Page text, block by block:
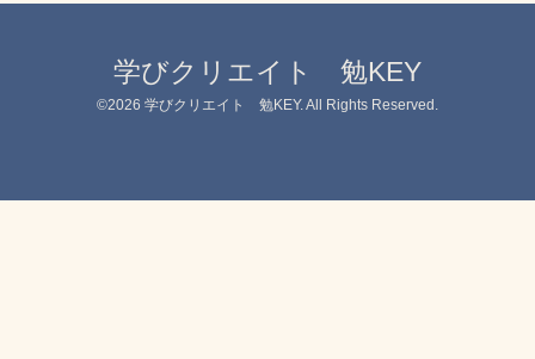
学びクリエイト 勉KEY
©2026 学びクリエイト 勉KEY. All Rights Reserved.